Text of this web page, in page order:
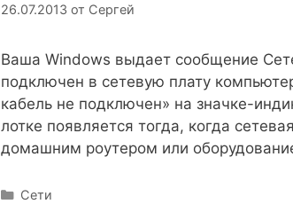
26.07.2013 от Сергей
Ваша Windows выдает сообщение
подключен в сетевую плату
кабель не подключен» на значке-
лотке появляется тогда, когда
домашним роутером или
Рубрики
Сети